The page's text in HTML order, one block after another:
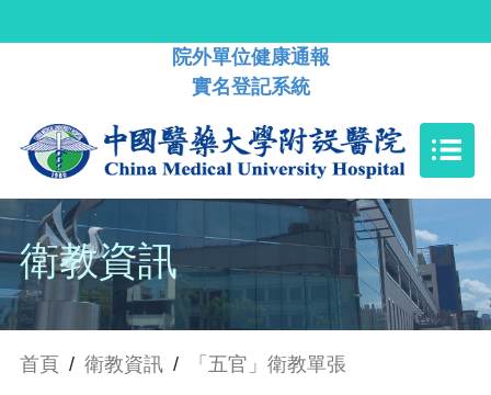
院外單位健康通報
實名登記系統
衛教資訊
首頁 / 衛教資訊 / 「五官」衛教單張